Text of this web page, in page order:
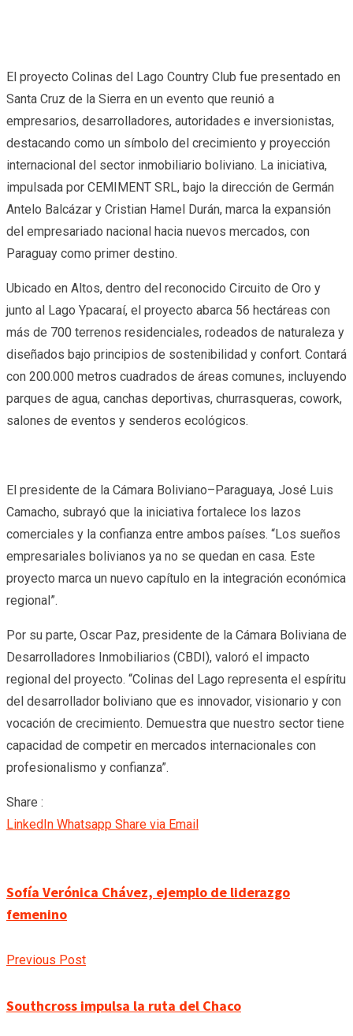
El proyecto Colinas del Lago Country Club fue presentado en
Santa Cruz de la Sierra en un evento que reunió a
empresarios, desarrolladores, autoridades e inversionistas,
destacando como un símbolo del crecimiento y proyección
internacional del sector inmobiliario boliviano. La iniciativa,
impulsada por CEMIMENT SRL, bajo la dirección de Germán
Antelo Balcázar y Cristian Hamel Durán, marca la expansión
del empresariado nacional hacia nuevos mercados, con
Paraguay como primer destino.
Ubicado en Altos, dentro del reconocido Circuito de Oro y
junto al Lago Ypacaraí, el proyecto abarca 56 hectáreas con
más de 700 terrenos residenciales, rodeados de naturaleza y
diseñados bajo principios de sostenibilidad y confort. Contará
con 200.000 metros cuadrados de áreas comunes, incluyendo
parques de agua, canchas deportivas, churrasqueras, cowork,
salones de eventos y senderos ecológicos.
El presidente de la Cámara Boliviano–Paraguaya, José Luis
Camacho, subrayó que la iniciativa fortalece los lazos
comerciales y la confianza entre ambos países. “Los sueños
empresariales bolivianos ya no se quedan en casa. Este
proyecto marca un nuevo capítulo en la integración económica
regional”.
Por su parte, Oscar Paz, presidente de la Cámara Boliviana de
Desarrolladores Inmobiliarios (CBDI), valoró el impacto
regional del proyecto. “Colinas del Lago representa el espíritu
del desarrollador boliviano que es innovador, visionario y con
vocación de crecimiento. Demuestra que nuestro sector tiene
capacidad de competir en mercados internacionales con
profesionalismo y confianza”.
Share :
LinkedIn Whatsapp Share via Email
Sofía Verónica Chávez, ejemplo de liderazgo
femenino
Previous Post
Southcross impulsa la ruta del Chaco